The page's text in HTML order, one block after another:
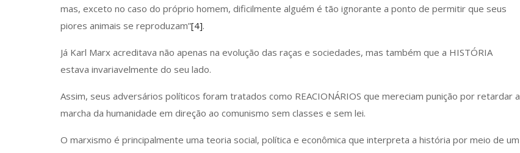
mas, exceto no caso do próprio homem, dificilmente alguém é tão ignorante a ponto de permitir que seus
piores animais se reproduzam”[4].
Já Karl Marx acreditava não apenas na evolução das raças e sociedades, mas também que a HISTÓRIA
estava invariavelmente do seu lado.
Assim, seus adversários políticos foram tratados como REACIONÁRIOS que mereciam punição por retardar a
marcha da humanidade em direção ao comunismo sem classes e sem lei.
O marxismo é principalmente uma teoria social, política e econômica que interpreta a história por meio de um